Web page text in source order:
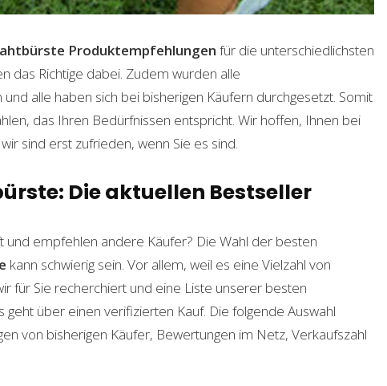
Produktempfehlungen für die unterschiedlichsten
das Richtige dabei. Zudem wurden alle
alle haben sich bei bisherigen Käufern durchgesetzt. Somit
das Ihren Bedürfnissen entspricht. Wir hoffen, Ihnen bei
sind erst zufrieden, wenn Sie es sind.
Die aktuellen Bestseller
empfehlen andere Käufer? Die Wahl der besten
kann schwierig sein. Vor allem, weil es eine Vielzahl von
für Sie recherchiert und eine Liste unserer besten
über einen verifizierten Kauf. Die folgende Auswahl
von bisherigen Käufer, Bewertungen im Netz, Verkaufszahl